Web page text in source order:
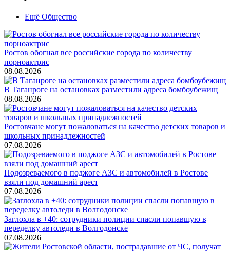
Ещё Общество
Ростов обогнал все российские города по количеству
порноактрис
08.08.2026
В Таганроге на остановках разместили адреса бомбоубежищ
08.08.2026
Ростовчане могут пожаловаться на качество детских товаров и
школьных принадлежностей
07.08.2026
Подозреваемого в поджоге АЗС и автомобилей в Ростове
взяли под домашний арест
07.08.2026
Заглохла в +40: сотрудники полиции спасли попавшую в
переделку автоледи в Волгодонске
07.08.2026